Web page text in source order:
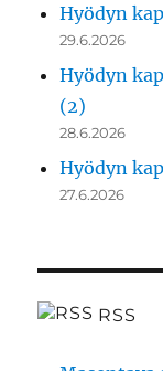
Hyödyn
29.6.2026
Hyödyn
(2)
28.6.2026
Hyödyn
27.6.2026
RSS